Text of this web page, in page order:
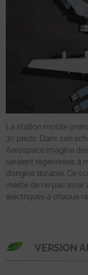
La station mobile
30 pieds. Dans son
Aerospace imagine
seraient régénérées à
d’origine durable. Ce
mérite de ne pas avoir
électriques à chaque
VERSION